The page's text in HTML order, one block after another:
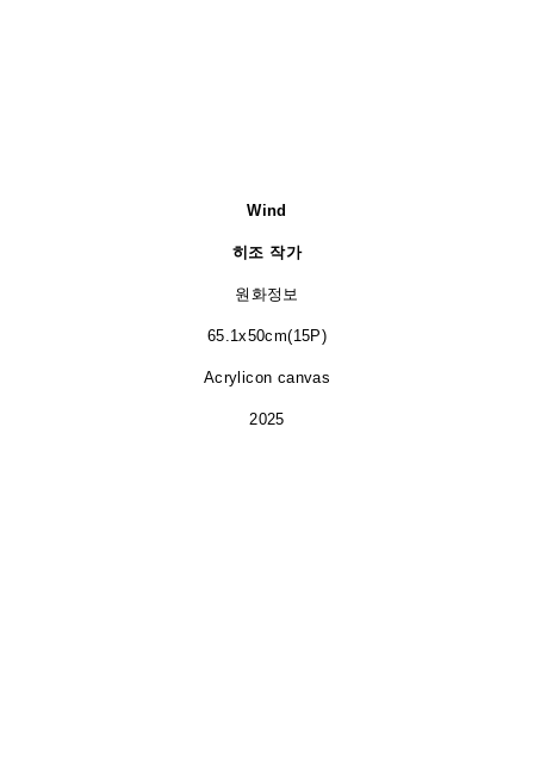
Wind
히조 작가
원화정보
65.1x50cm(15P)
Acrylicon canvas
2025